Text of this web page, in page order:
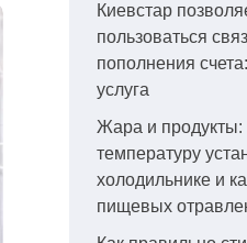
Киевстар
пользоваться
пополнения
услуга
Жара и продукты:
температуру
холодильнике и
пищевых